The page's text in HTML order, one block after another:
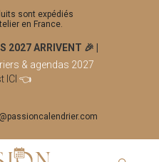
sont expédiés
en France.
2027 ARRIVENT 🎉
& agendas 2027
ICI 👈